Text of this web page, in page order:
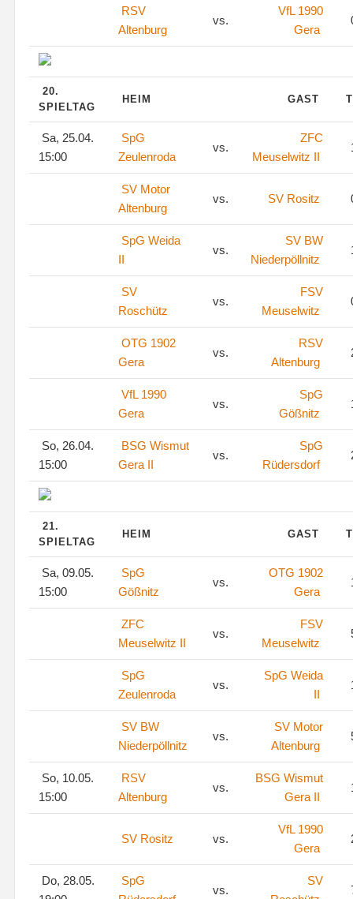
RSV
Altenburg
vs.
VfL 1990
Gera
20.
SPIELTAG
HEIM GAST
Sa, 25.04.
15:00
SpG
Zeulenroda
vs.
ZFC
Meuselwitz II
SV Motor
Altenburg
vs. SV Rositz
SpG Weida
II
vs.
SV BW
Niederpöllnitz
SV
Roschütz
vs.
FSV
Meuselwitz
OTG 1902
Gera
vs.
RSV
Altenburg
VfL 1990
Gera
vs.
SpG
Gößnitz
So, 26.04.
15:00
BSG Wismut
Gera II
vs.
SpG
Rüdersdorf
21.
SPIELTAG
HEIM GAST
Sa, 09.05.
15:00
SpG
Gößnitz
vs.
OTG 1902
Gera
ZFC
Meuselwitz II
vs.
FSV
Meuselwitz
SpG
Zeulenroda
vs.
SpG Weida
II
SV BW
Niederpöllnitz
vs.
SV Motor
Altenburg
So, 10.05.
15:00
RSV
Altenburg
vs.
BSG Wismut
Gera II
SV Rositz vs.
VfL 1990
Gera
Do, 28.05.
SpG
vs.
SV